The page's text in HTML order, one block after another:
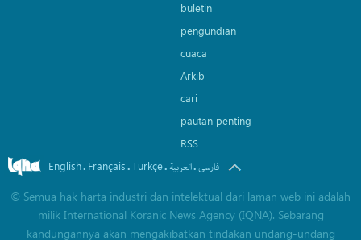
buletin
pengundian
cuaca
Arkib
cari
pautan penting
RSS
English. Français.Türkçe. العربیة.فارسی
© Semua hak harta industri dan intelektual dari laman web ini adalah
milik International Koranic News Agency (IQNA). Sebarang
kandungannya akan mengakibatkan tindakan undang-undang